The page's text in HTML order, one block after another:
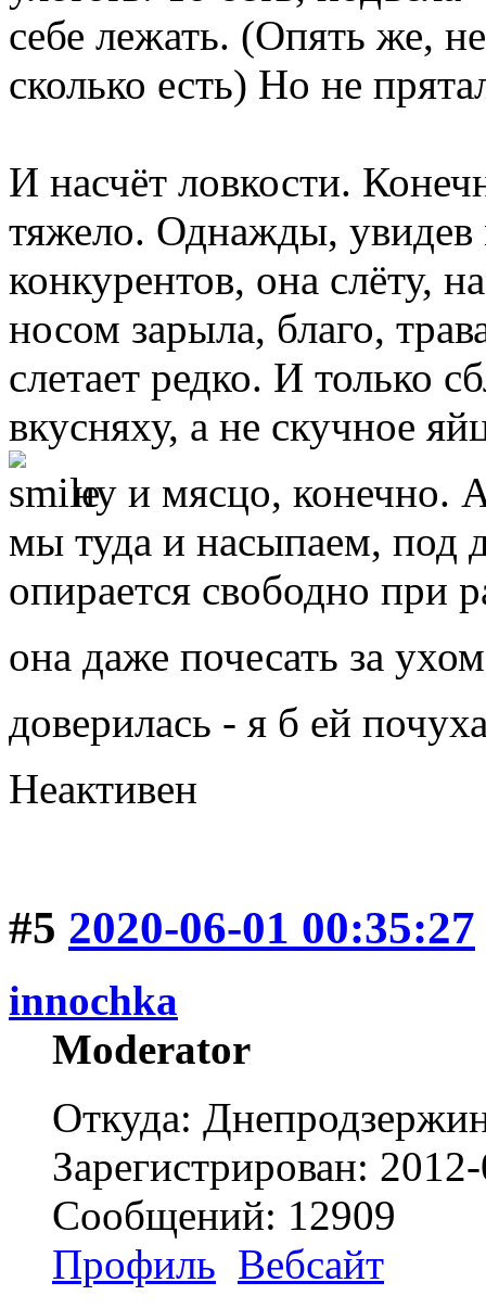
себе лежать. (Опять же,
сколько есть) Но не
И насчёт ловкости.
тяжело. Однажды, увидев
конкурентов, она слёту,
носом зарыла, благо,
слетает редко. И только
вкусняху, а не скучное
ну и мясцо, конечно. А
мы туда и насыпаем, под
опирается свободно при
она даже почесать за
доверилась - я б ей
Неактивен
#5 2020-06-01 00:35:27
innochka
Moderator
Откуда:
Зарегистрирован:
Сообщений: 12909
Профиль Вебсайт